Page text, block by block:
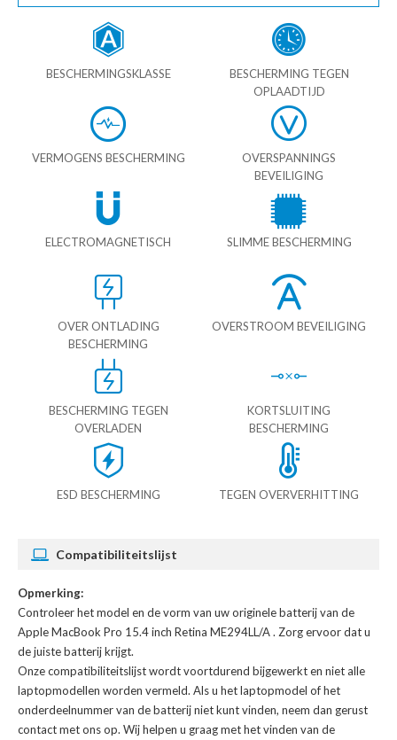
BESCHERMINGSKLASSE
BESCHERMING TEGEN
OPLAADTIJD
VERMOGENS BESCHERMING
OVERSPANNINGS
BEVEILIGING
ELECTROMAGNETISCH SLIMME BESCHERMING
OVER ONTLADING
BESCHERMING
OVERSTROOM BEVEILIGING
BESCHERMING TEGEN
OVERLADEN
KORTSLUITING
BESCHERMING
ESD BESCHERMING TEGEN OVERVERHITTING
Compatibiliteitslijst
Opmerking:
Controleer het model en de vorm van uw originele batterij van de
Apple MacBook Pro 15.4 inch Retina ME294LL/A. Zorg ervoor dat u
de juiste batterij krijgt.
Onze compatibiliteitslijst wordt voortdurend bijgewerkt en niet alle
laptopmodellen worden vermeld. Als u het laptopmodel of het
onderdeelnummer van de batterij niet kunt vinden, neem dan gerust
contact met ons op. Wij helpen u graag met het vinden van de